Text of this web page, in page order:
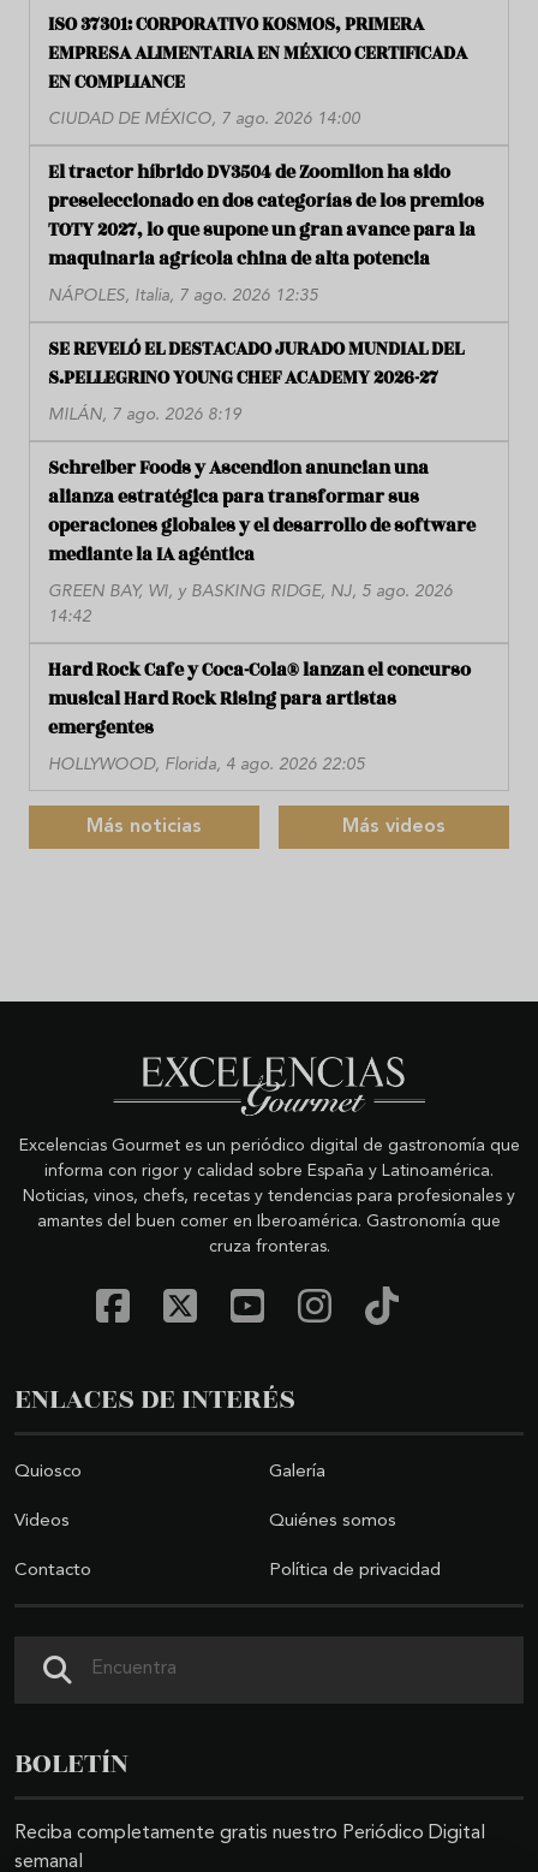
ISO 37301: CORPORATIVO KOSMOS, PRIMERA
EMPRESA ALIMENTARIA EN MÉXICO CERTIFICADA
EN COMPLIANCE
CIUDAD DE MÉXICO, 7 ago. 2026 14:00
El tractor híbrido DV3504 de Zoomlion ha sido
preseleccionado en dos categorías de los premios
TOTY 2027, lo que supone un gran avance para la
maquinaria agrícola china de alta potencia
NÁPOLES, Italia, 7 ago. 2026 12:35
SE REVELÓ EL DESTACADO JURADO MUNDIAL DEL
S.PELLEGRINO YOUNG CHEF ACADEMY 2026-27
MILÁN, 7 ago. 2026 8:19
Schreiber Foods y Ascendion anuncian una
alianza estratégica para transformar sus
operaciones globales y el desarrollo de software
mediante la IA agéntica
GREEN BAY, WI, y BASKING RIDGE, NJ, 5 ago. 2026
14:42
Hard Rock Cafe y Coca-Cola® lanzan el concurso
musical Hard Rock Rising para artistas
emergentes
HOLLYWOOD, Florida, 4 ago. 2026 22:05
Más noticias Más videos
Excelencias Gourmet es un periódico digital de gastronomía que
informa con rigor y calidad sobre España y Latinoamérica.
Noticias, vinos, chefs, recetas y tendencias para profesionales y
amantes del buen comer en Iberoamérica. Gastronomía que
cruza fronteras.
ENLACES DE INTERÉS
Quiosco Galería
Videos Quiénes somos
Contacto Política de privacidad
BOLETÍN
Reciba completamente gratis nuestro Periódico Digital
semanal